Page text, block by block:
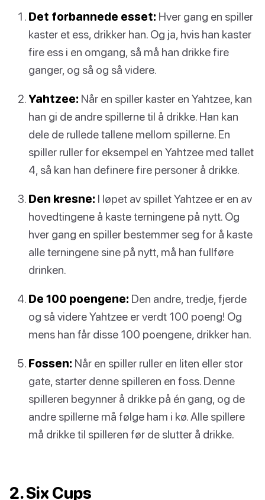
Det forbannede esset: Hver gang en spiller
kaster et ess, drikker han. Og ja, hvis han kaster
fire ess i en omgang, så må han drikke fire
ganger, og så og så videre.
Yahtzee: Når en spiller kaster en Yahtzee, kan
han gi de andre spillerne til å drikke. Han kan
dele de rullede tallene mellom spillerne. En
spiller ruller for eksempel en Yahtzee med tallet
4, så kan han definere fire personer å drikke.
Den kresne: I løpet av spillet Yahtzee er en av
hovedtingene å kaste terningene på nytt. Og
hver gang en spiller bestemmer seg for å kaste
alle terningene sine på nytt, må han fullføre
drinken.
De 100 poengene: Den andre, tredje, fjerde
og så videre Yahtzee er verdt 100 poeng! Og
mens han får disse 100 poengene, drikker han.
Fossen: Når en spiller ruller en liten eller stor
gate, starter denne spilleren en foss. Denne
spilleren begynner å drikke på én gang, og de
andre spillerne må følge ham i kø. Alle spillere
må drikke til spilleren før de slutter å drikke.
2. Six Cups